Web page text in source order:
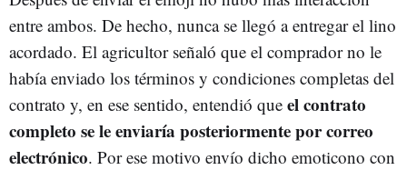
entre ambos. De hecho, nunca se llegó a entregar el lino
acordado. El agricultor señaló que el comprador no le
había enviado los términos y condiciones completas del
contrato y, en ese sentido, entendió que el contrato
completo se le enviaría posteriormente por correo
electrónico. Por ese motivo envío dicho emoticono con